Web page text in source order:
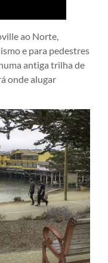
ao Norte,
e para pedestres
antiga trilha de
onde alugar